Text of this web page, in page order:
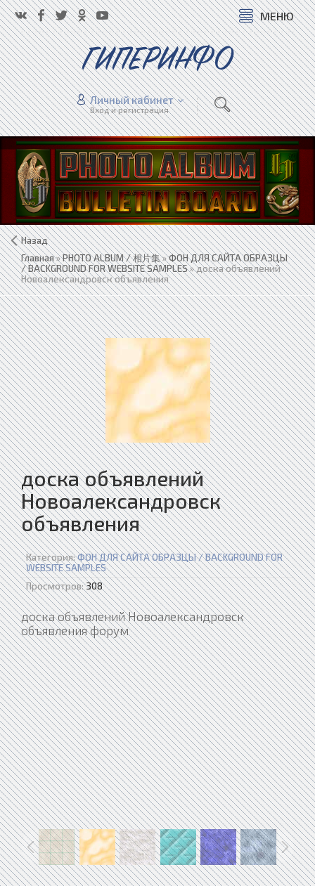
МЕНЮ
ГИПЕРИНФО
Личный кабинет
Вход и регистрация
Назад
Главная»PHOTO ALBUM / 相片集»ФОН ДЛЯ САЙТА ОБРАЗЦЫ
/ BACKGROUND FOR WEBSITE SAMPLES» доска объявлений
Новоалександровск объявления
доска объявлений
Новоалександровск
объявления
Категория:ФОН ДЛЯ САЙТА ОБРАЗЦЫ / BACKGROUND FOR
WEBSITE SAMPLES
Просмотров:308
доска объявлений Новоалександровск
объявления форум